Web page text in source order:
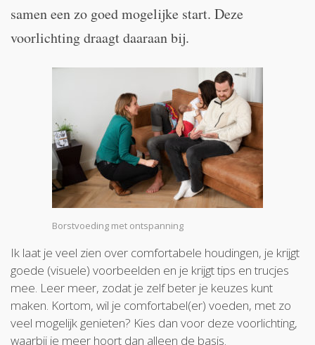
samen een zo goed mogelijke start. Deze
voorlichting draagt daaraan bij.
Borstvoeding met ontspanning
Ik laat je veel zien over comfortabele houdingen, je krijgt
goede (visuele) voorbeelden en je krijgt tips en trucjes
mee. Leer meer, zodat je zelf beter je keuzes kunt
maken. Kortom, wil je comfortabel(er) voeden, met zo
veel mogelijk genieten? Kies dan voor deze voorlichting,
waarbij je meer hoort dan alleen de basis.